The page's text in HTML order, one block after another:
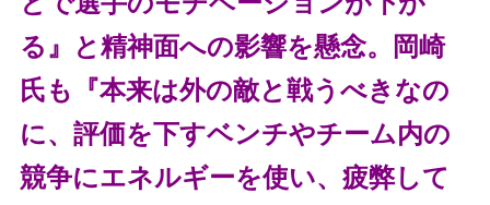
る』と精神面への影響を懸念。岡崎
氏も『本来は外の敵と戦うべきなの
に、評価を下すベンチやチーム内の
競争にエネルギーを使い、疲弊して